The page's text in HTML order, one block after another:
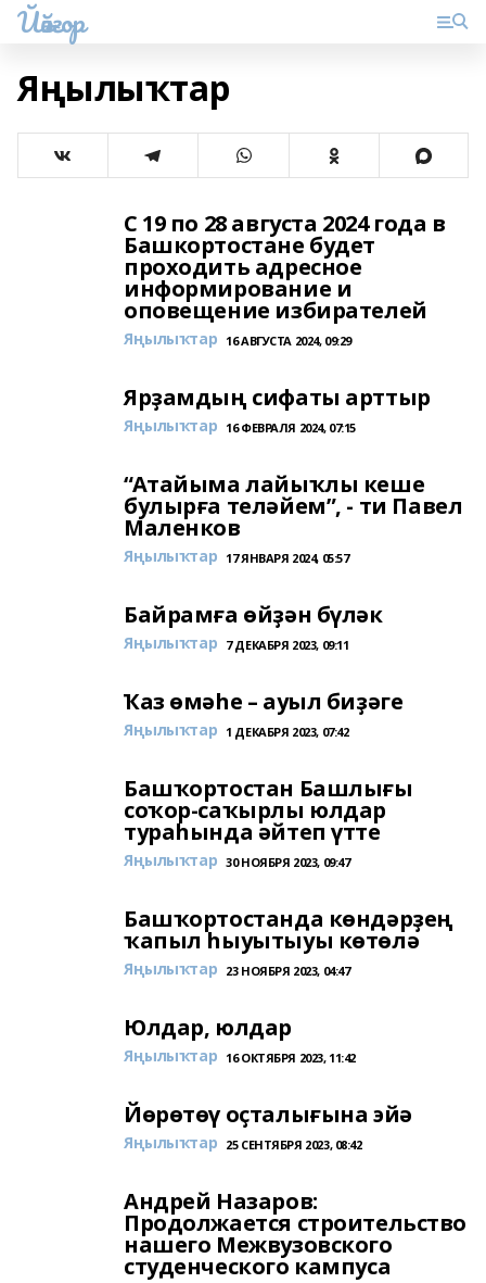
Йәйғор
Яңылыҡтар
С 19 по 28 августа 2024 года в
Башкортостане будет
проходить адресное
информирование и
оповещение избирателей
Яңылыҡтар 16 АВГУСТА 2024, 09:29
Ярҙамдың сифаты арттыр
Яңылыҡтар 16 ФЕВРАЛЯ 2024, 07:15
“Атайыма лайыҡлы кеше
булырға теләйем”, - ти Павел
Маленков
Яңылыҡтар 17 ЯНВАРЯ 2024, 05:57
Байрамға өйҙән бүләк
Яңылыҡтар 7 ДЕКАБРЯ 2023, 09:11
Ҡаз өмәһе – ауыл биҙәге
Яңылыҡтар 1 ДЕКАБРЯ 2023, 07:42
Башҡортостан Башлығы
соҡор-саҡырлы юлдар
тураһында әйтеп үтте
Яңылыҡтар 30 НОЯБРЯ 2023, 09:47
Башҡортостанда көндәрҙең
ҡапыл һыуытыуы көтөлә
Яңылыҡтар 23 НОЯБРЯ 2023, 04:47
Юлдар, юлдар
Яңылыҡтар 16 ОКТЯБРЯ 2023, 11:42
Йөрөтөү оҫталығына эйә
Яңылыҡтар 25 СЕНТЯБРЯ 2023, 08:42
Андрей Назаров:
Продолжается строительство
нашего Межвузовского
студенческого кампуса